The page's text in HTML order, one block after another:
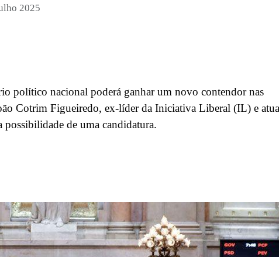
2025
político nacional poderá ganhar um novo contendor nas
Cotrim Figueiredo, ex-líder da Iniciativa Liberal (IL) e
de uma candidatura.